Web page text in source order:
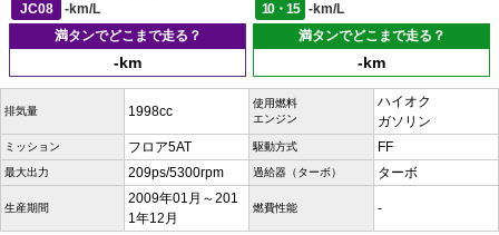
JC08
-km/L 10・15
-km/L
満タンでどこまで走る？
-km
満タンでどこまで走る？
-km
排気量 1998cc
使用燃料
エンジン
ハイオク
ガソリン
ミッション フロア5AT 駆動方式 FF
最大出力 209ps/5300rpm 過給器（ターボ） ターボ
生産期間
2009年01月～201
1年12月
燃費性能 -